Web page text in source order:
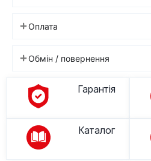
Оплата
Обмін / повернення
Гарантія
Каталог